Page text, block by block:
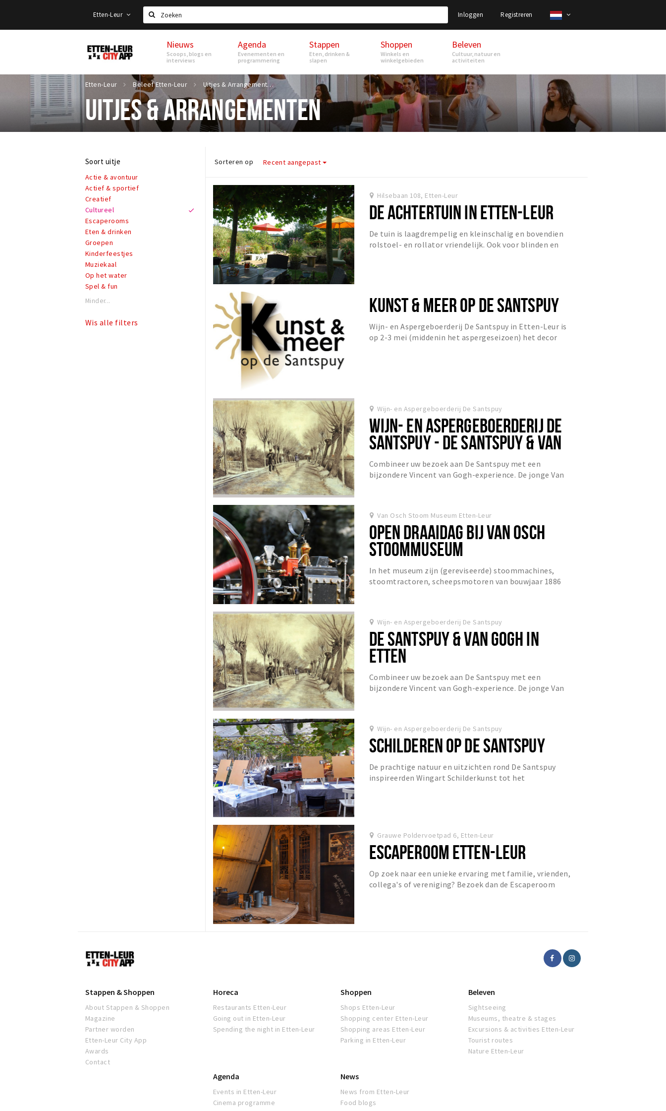
Etten-Leur
Zoeken
Inloggen Registreren
Etten-
Leur
Nieuws
Scoops, blogs en
interviews
Agenda
Evenementen en
programmering
Stappen
Eten, drinken &
slapen
Shoppen
Winkels en
winkelgebieden
Beleven
Cultuur, natuur en
activiteiten
Etten-Leur Beleef Etten-Leur Uitjes & Arrangementen
UITJES & ARRANGEMENTEN
Soort uitje
Actie & avontuur
Actief & sportief
Creatief
Cultureel
Escaperooms
Eten & drinken
Groepen
Kinderfeestjes
Muziekaal
Op het water
Spel & fun
Minder...
Wis alle filters
Sorteren op Recent aangepast
Hilsebaan 108, Etten-Leur
DE ACHTERTUIN IN ETTEN-LEUR
De tuin is laagdrempelig en kleinschalig en bovendien
rolstoel- en rollator vriendelijk. Ook voor blinden en
KUNST & MEER OP DE SANTSPUY
Wijn- en Aspergeboerderij De Santspuy in Etten-Leur is
op 2-3 mei (middenin het aspergeseizoen) het decor
Wijn- en Aspergeboerderij De Santspuy
WIJN- EN ASPERGEBOERDERIJ DE
SANTSPUY - DE SANTSPUY & VAN
GOGH IN ETTEN
Combineer uw bezoek aan De Santspuy met een
bijzondere Vincent van Gogh-experience. De jonge Van
Van Osch Stoom Museum Etten-Leur
OPEN DRAAIDAG BIJ VAN OSCH
STOOMMUSEUM
In het museum zijn (gereviseerde) stoommachines,
stoomtractoren, scheepsmotoren van bouwjaar 1886
Wijn- en Aspergeboerderij De Santspuy
DE SANTSPUY & VAN GOGH IN
ETTEN
Combineer uw bezoek aan De Santspuy met een
bijzondere Vincent van Gogh-experience. De jonge Van
Wijn- en Aspergeboerderij De Santspuy
SCHILDEREN OP DE SANTSPUY
De prachtige natuur en uitzichten rond De Santspuy
inspireerden Wingart Schilderkunst tot het
Grauwe Poldervoetpad 6, Etten-Leur
ESCAPEROOM ETTEN-LEUR
Op zoek naar een unieke ervaring met familie, vrienden,
collega's of vereniging? Bezoek dan de Escaperoom
Etten-
Leur
Stappen & Shoppen
About Stappen & Shoppen
Magazine
Partner worden
Etten-Leur City App
Awards
Contact
Horeca
Restaurants Etten-Leur
Going out in Etten-Leur
Spending the night in Etten-Leur
Shoppen
Shops Etten-Leur
Shopping center Etten-Leur
Shopping areas Etten-Leur
Parking in Etten-Leur
Beleven
Sightseeing
Museums, theatre & stages
Excursions & activities Etten-Leur
Tourist routes
Nature Etten-Leur
Agenda
Events in Etten-Leur
Cinema programme
News
News from Etten-Leur
Food blogs